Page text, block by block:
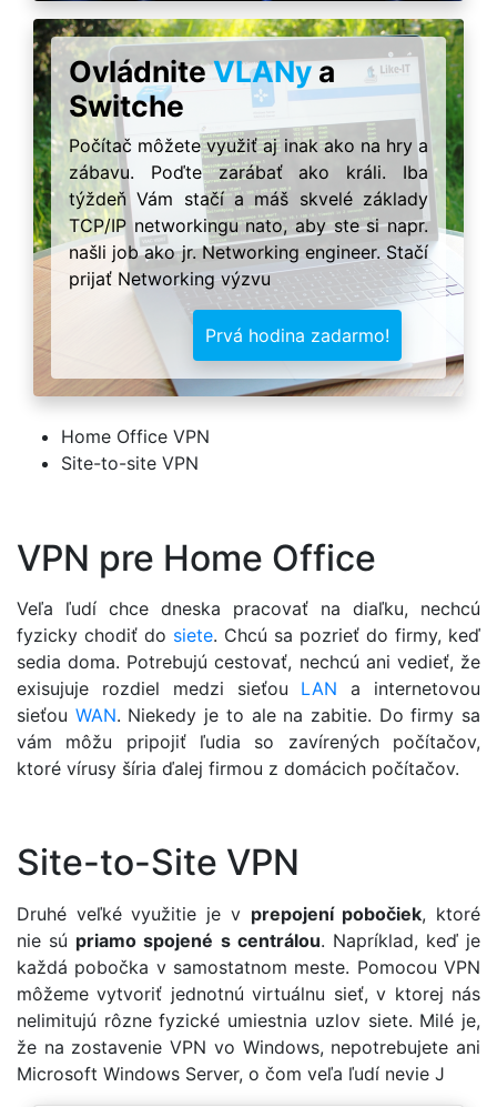
OvládniteVLANya
Switche
Počítač môžete využiť aj inak ako na hry a
zábavu. Poďte zarábať ako králi. Iba
týždeň Vám stačí a máš skvelé základy
TCP/IP networkingu nato, aby ste si napr.
našli job ako jr. Networking engineer. Stačí
prijať Networking výzvu
Prvá hodina zadarmo!
Home Office VPN
Site-to-site VPN
VPN pre Home Office
Veľa ľudí chce dneska pracovať na diaľku, nechcú
fyzicky chodiť do siete. Chcú sa pozrieť do firmy, keď
sedia doma. Potrebujú cestovať, nechcú ani vedieť, že
exisujuje rozdiel medzi sieťou LAN a internetovou
sieťou WAN. Niekedy je to ale na zabitie. Do firmy sa
vám môžu pripojiť ľudia so zavírených počítačov,
ktoré vírusy šíria ďalej firmou z domácich počítačov.
Site-to-Site VPN
Druhé veľké využitie je v prepojení pobočiek, ktoré
nie sú priamo spojené s centrálou. Napríklad, keď je
každá pobočka v samostatnom meste. Pomocou VPN
môžeme vytvoriť jednotnú virtuálnu sieť, v ktorej nás
nelimitujú rôzne fyzické umiestnia uzlov siete. Milé je,
že na zostavenie VPN vo Windows, nepotrebujete ani
Microsoft Windows Server, o čom veľa ľudí nevie J